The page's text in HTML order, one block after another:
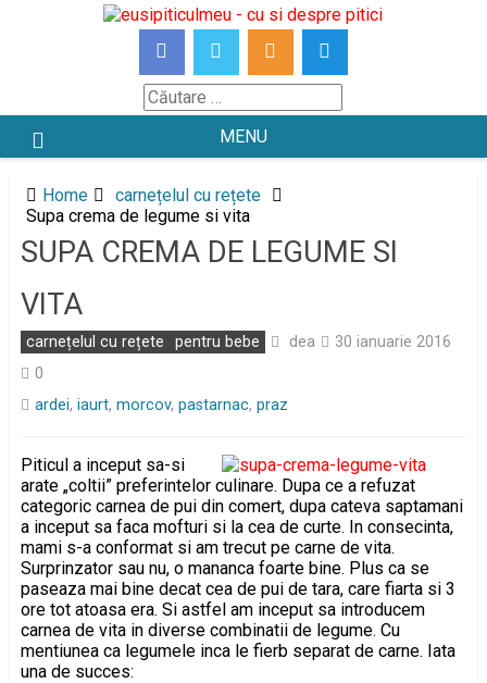
Căutare
MENU
Home
carnețelul cu rețete
Supa crema de legume si vita
SUPA CREMA DE LEGUME SI
VITA
carnețelul cu rețete pentru bebe dea
30 ianuarie 2016
0
ardei, iaurt, morcov, pastarnac, praz
Piticul a inceput sa-si
arate „coltii” preferintelor culinare. Dupa ce a refuzat
categoric carnea de pui din comert, dupa cateva saptamani
a inceput sa faca mofturi si la cea de curte. In consecinta,
mami s-a conformat si am trecut pe carne de vita.
Surprinzator sau nu, o mananca foarte bine. Plus ca se
paseaza mai bine decat cea de pui de tara, care fiarta si 3
ore tot atoasa era. Si astfel am inceput sa introducem
carnea de vita in diverse combinatii de legume. Cu
mentiunea ca legumele inca le fierb separat de carne. Iata
una de succes: